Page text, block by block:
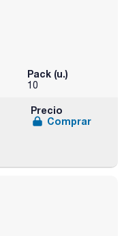
Pack (u.)
10
Precio
Comprar